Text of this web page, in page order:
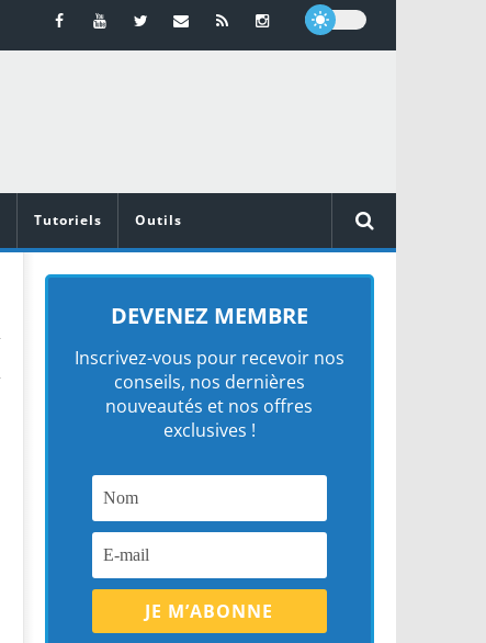
Tutoriels Outils
DEVENEZ MEMBRE
Inscrivez-vous pour recevoir nos
conseils, nos dernières
nouveautés et nos offres
exclusives !